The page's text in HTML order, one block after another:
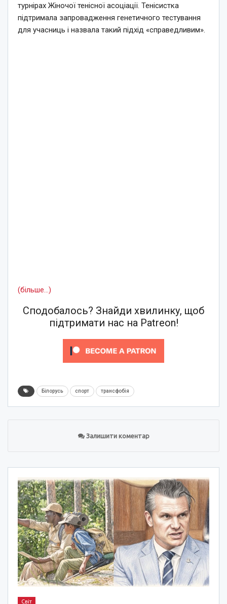
турнірах Жіночої тенісної асоціації. Тенісистка
підтримала запровадження генетичного тестування
для учасниць і назвала такий підхід «справедливим».
(більше…)
Сподобалось? Знайди хвилинку, щоб
підтримати нас на Patreon!
Білорусь спорт трансфобія
Залишити коментар
Світ